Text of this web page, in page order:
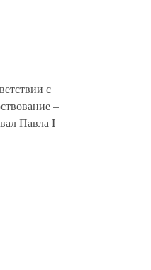
с
–
Павла I